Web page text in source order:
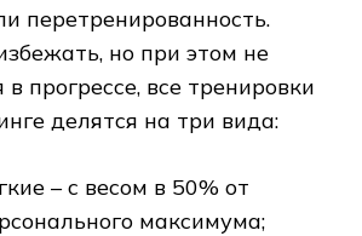
перетренированность.
но при этом не
в прогрессе, все тренировки
делятся на три вида:
– с весом в 50% от
максимума;